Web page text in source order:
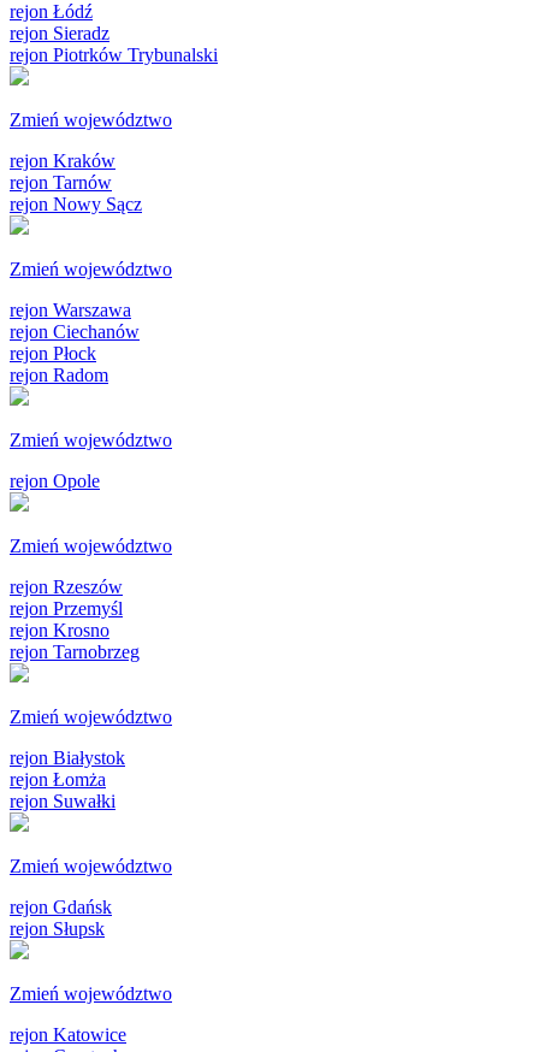
rejon Łódź
rejon Sieradz
rejon Piotrków Trybunalski
Zmień województwo
rejon Kraków
rejon Tarnów
rejon Nowy Sącz
Zmień województwo
rejon Warszawa
rejon Ciechanów
rejon Płock
rejon Radom
Zmień województwo
rejon Opole
Zmień województwo
rejon Rzeszów
rejon Przemyśl
rejon Krosno
rejon Tarnobrzeg
Zmień województwo
rejon Białystok
rejon Łomża
rejon Suwałki
Zmień województwo
rejon Gdańsk
rejon Słupsk
Zmień województwo
rejon Katowice